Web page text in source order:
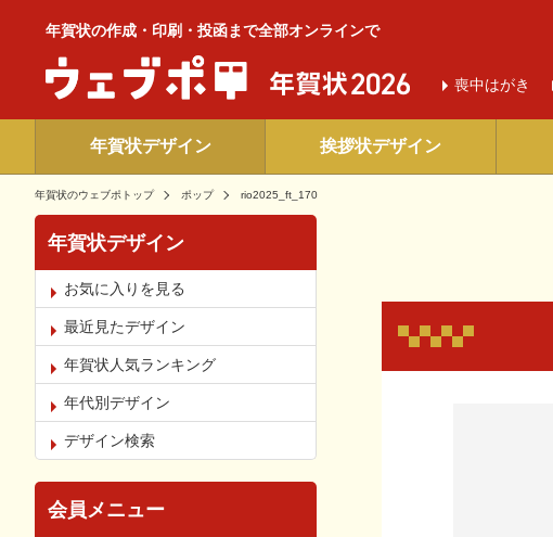
年賀状の作成・印刷・投函まで全部オンラインで
喪中はがき
年賀状デザイン 挨拶状デザイン
年賀状のウェブポトップ ポップ rio2025_ft_170
年賀状デザイン
お気に入りを見る
最近見たデザイン
年賀状人気ランキング
年代別デザイン
デザイン検索
会員メニュー